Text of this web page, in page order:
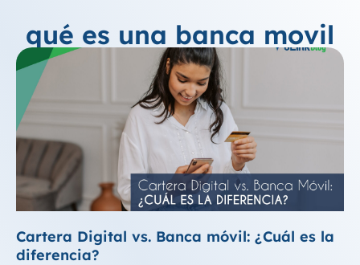
qué es una banca movil
Cartera Digital vs. Banca móvil: ¿Cuál es la
diferencia?